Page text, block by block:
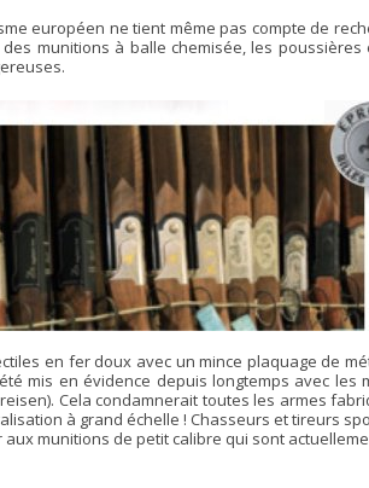
européen ne tient même pas compte de
munitions à balle chemisée, les
en fer doux avec un mince plaquage de
mis en évidence depuis longtemps avec
Cela condamnerait toutes les armes
à grand échelle ! Chasseurs et tireurs
munitions de petit calibre qui sont